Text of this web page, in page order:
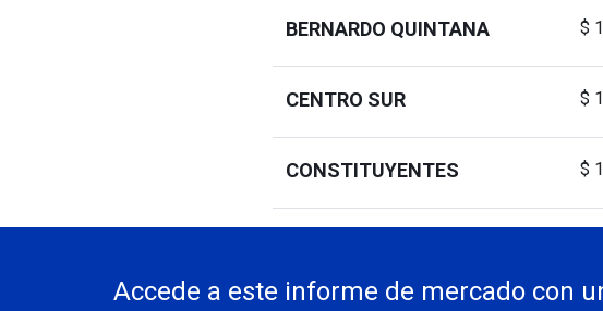
BERNARDO QUINTANA $
CENTRO SUR $
CONSTITUYENTES $
Accede a este informe de mercado con